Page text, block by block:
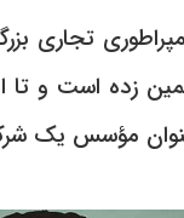
تجاری
عنوان مؤسس یک